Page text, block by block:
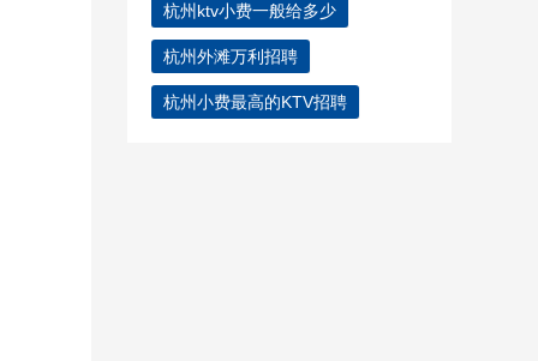
杭州ktv小费一般给多少
杭州外滩万利招聘
杭州小费最高的KTV招聘